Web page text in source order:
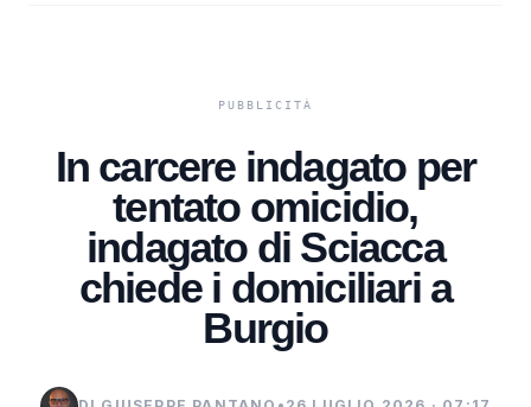
In carcere indagato per
tentato omicidio,
indagato di Sciacca
chiede i domiciliari a
Burgio